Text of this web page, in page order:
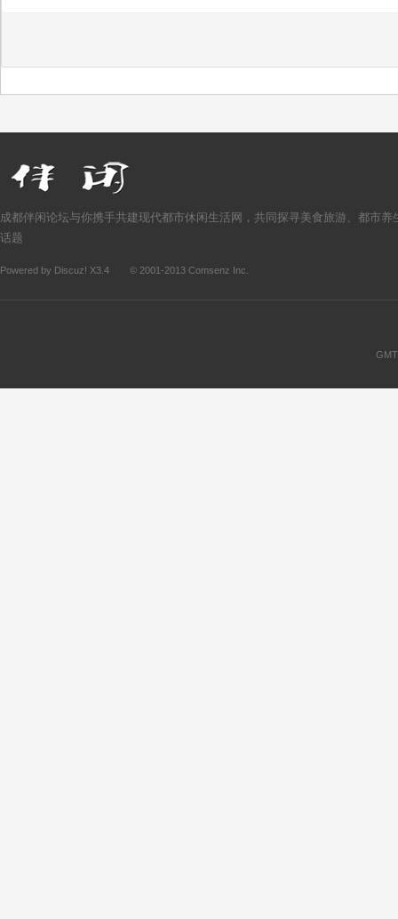
成都伴闲论坛与你携手共建现代都市休闲生活网，共同探寻美食旅游、都市养
话题
Powered by Discuz! X3.4 © 2001-2013 Comsenz Inc.